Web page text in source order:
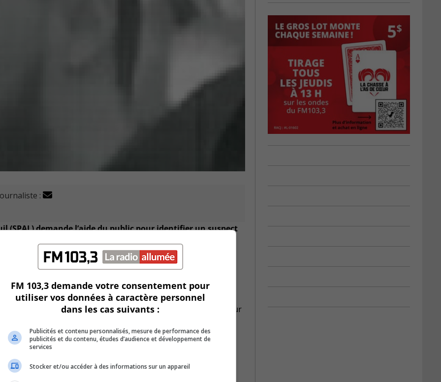
:
(SPAL) demande l’aide du public pour identifier un suspect
23 ans.
confier ses renseignements personnels vers la mi-février pour
au 911 ou à la ligne Info-Azimut.
pour faire de l’argent rapidement cache souvent une
FM 103,3 demande votre consentement pour
utiliser vos données à caractère personnel
dans les cas suivants :
Publicités et contenu personnalisés, mesure de performance des
publicités et du contenu, études d’audience et développement de
services
Stocker et/ou accéder à des informations sur un appareil